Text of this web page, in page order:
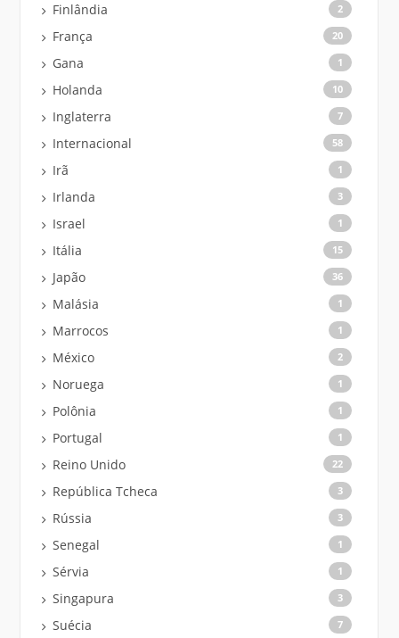
Finlândia 2
França 20
Gana 1
Holanda 10
Inglaterra 7
Internacional 58
Irã 1
Irlanda 3
Israel 1
Itália 15
Japão 36
Malásia 1
Marrocos 1
México 2
Noruega 1
Polônia 1
Portugal 1
Reino Unido 22
República Tcheca 3
Rússia 3
Senegal 1
Sérvia 1
Singapura 3
Suécia 7